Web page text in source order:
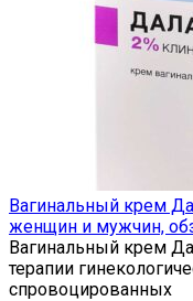
Вагинальный крем
женщин и мужчин,
Вагинальный крем
терапии
спровоцированных